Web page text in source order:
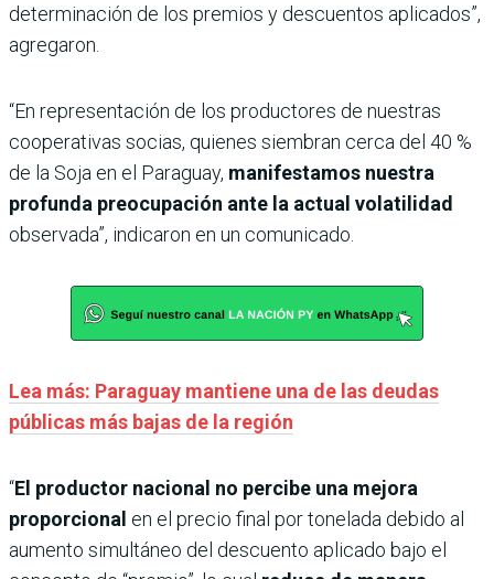
determinación de los premios y descuentos aplicados”,
agregaron.
“En representación de los productores de nuestras
cooperativas socias, quienes siembran cerca del 40 %
de la Soja en el Paraguay, manifestamos nuestra
profunda preocupación ante la actual volatilidad
observada”, indicaron en un comunicado.
Lea más: Paraguay mantiene una de las deudas
públicas más bajas de la región
“El productor nacional no percibe una mejora
proporcional en el precio final por tonelada debido al
aumento simultáneo del descuento aplicado bajo el